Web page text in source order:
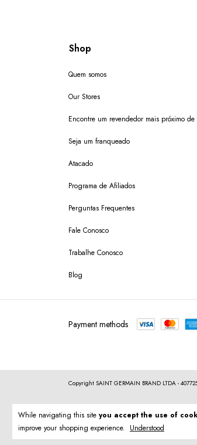
While navigating this site you accept the use of
improve your shopping experience. Understood
Shop
Quem somos
Our Stores
Encontre um revendedor mais próximo de
Seja um franqueado
Atacado
Programa de Afiliados
Perguntas Frequentes
Fale Conosco
Trabalhe Conosco
Blog
Payment methods
Copyright SAINT GERMAIN BRAND LTDA -